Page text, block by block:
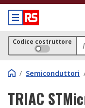
Codice costruttore
/ Semiconduttori
TRIAC